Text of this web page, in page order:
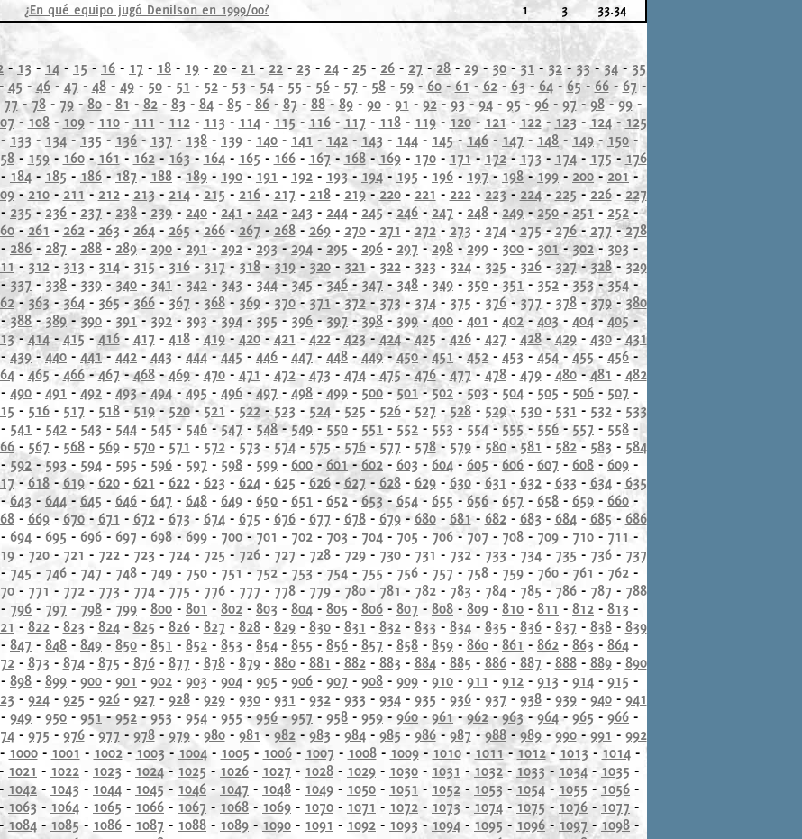
¿En qué equipo jugó Denilson en 1999/00? 1 3 33.34
- 13 -14 - 15 - 16 - 17 - 18 - 19 - 20 - 21 - 22 - 23 - 24 - 25 - 26 -27 -28 - 29 - 30 -31 -32- 33- 34 - 35
45 -46- 47 - 48- 49- 50- 51 - 52- 53 - 54- 55 - 56- 57 - 58- 59- 60-61- 62- 63 - 64- 65- 66-67 -
77-78- 79-80- 81 - 82- 83 - 84- 85 - 86- 87 - 88- 89- 90- 91 - 92-93-94- 95 - 96- 97 - 98-99-
- 108- 109- 110- 111 - 112- 113 - 114- 115 - 116- 117 - 118- 119- 120- 121 - 122- 123 - 124-125
- 133 - 134 -135 -136 - 137 - 138 - 139 - 140 - 141 - 142 - 143 - 144 - 145-146 - 147 - 148 -149-150-
- 159- 160- 161 - 162-163 - 164- 165 - 166- 167 - 168-169- 170- 171- 172- 173- 174- 175- 176
- 184 - 185 - 186 -187 -188 -189 - 190 - 191 - 192 - 193- 194 - 195 - 196 - 197-198-199 - 200 - 201 -
- 210- 211 - 212- 213- 214- 215 - 216- 217 - 218- 219- 220- 221 - 222- 223- 224-225 - 226- 227
- 235 - 236 - 237 - 238 - 239 - 240 -241 - 242 - 243 - 244 - 245- 246 - 247 - 248- 249-250-251 - 252-
- 261 - 262- 263 - 264- 265-266- 267 - 268- 269- 270- 271 - 272- 273 - 274- 275-276- 277-278
- 286 - 287 - 288 - 289- 290 -291 - 292-293-294 - 295 - 296 - 297 - 298 - 299 - 300 - 301- 302- 303 -
- 312- 313 - 314- 315 - 316-317- 318-319- 320- 321- 322- 323 - 324- 325 - 326- 327- 328- 329
-337 - 338 - 339 - 340 - 341 - 342 - 343 - 344 -345-346 - 347 - 348 - 349 - 350 - 351 - 352 -353-354 -
- 363- 364- 365 - 366-367 - 368- 369- 370- 371 -372- 373 - 374- 375 - 376- 377 - 378- 379-380
-388-389- 390 - 391- 392- 393 -394 - 395 - 396 -397-398- 399- 400 - 401 - 402- 403 - 404- 405 -
- 414- 415 -416- 417 - 418- 419- 420- 421 - 422-423-424-425 - 426- 427 - 428- 429- 430-431
-439 -440 - 441 -442 - 443 - 444- 445 - 446 - 447 - 448 -449- 450- 451 - 452 - 453 - 454 -455- 456 -
- 465 - 466-467 -468-469- 470- 471 - 472- 473 - 474- 475-476-477- 478- 479- 480- 481 - 482
- 490 - 491 - 492 - 493-494 -495 - 496 -497 - 498 - 499 - 500 - 501 -502 - 503 - 504 - 505 - 506 - 507 -
- 516- 517 - 518- 519- 520- 521- 522- 523 - 524- 525 - 526- 527 - 528- 529- 530- 531 - 532- 533
- 541 - 542 - 543 - 544 - 545 - 546-547 - 548-549 - 550 - 551 - 552 - 553 - 554-555 - 556 - 557 - 558 -
- 567 - 568- 569- 570- 571 - 572- 573 - 574- 575 - 576- 577 - 578- 579- 580- 581 - 582- 583 - 584
-592 -593 - 594 - 595 - 596 - 597 - 598 - 599 - 600- 601-602 - 603 - 604 - 605 - 606 - 607 - 608 - 609 -
- 618- 619- 620- 621 - 622- 623 - 624- 625 - 626- 627 - 628- 629- 630- 631 - 632- 633 - 634- 635
- 643 - 644 - 645 - 646 - 647 - 648 - 649 - 650 - 651 - 652 - 653- 654 - 655 -656 - 657 - 658 - 659 - 660 -
- 669- 670- 671 - 672- 673 - 674- 675 - 676- 677 - 678- 679- 680- 681- 682- 683 - 684- 685 - 686
- 694 - 695 - 696 - 697 - 698 - 699 - 700 - 701 - 702 - 703 - 704 - 705 - 706 - 707 - 708 - 709 - 710 - 711 -
- 720- 721 - 722- 723 - 724- 725 - 726- 727 - 728- 729- 730- 731 - 732- 733 - 734- 735 - 736- 737
- 745 - 746 - 747 - 748 - 749 - 750 - 751 - 752 - 753 - 754 - 755 - 756 - 757 - 758 - 759 - 760 - 761 - 762 -
- 771 - 772- 773 - 774- 775 - 776- 777 - 778- 779- 780- 781 - 782- 783 - 784- 785 - 786- 787 - 788
- 796 - 797 - 798 - 799 - 800 - 801 - 802 - 803 - 804 - 805 - 806 - 807 - 808 - 809 - 810 - 811 - 812 - 813 -
- 822- 823 - 824- 825 - 826- 827 - 828- 829- 830- 831 - 832- 833 - 834- 835 - 836- 837 - 838- 839
- 847 - 848 - 849 - 850 - 851 - 852 - 853 - 854 - 855 - 856 - 857 - 858 - 859 - 860 - 861 - 862 - 863 - 864 -
- 873 - 874- 875 - 876- 877 - 878- 879- 880- 881 - 882- 883 - 884- 885 - 886- 887 - 888- 889- 890
- 898 - 899 - 900 - 901 - 902 - 903 - 904 - 905 - 906 - 907 - 908 - 909 - 910 - 911 - 912 - 913 - 914 - 915 -
- 924- 925 - 926- 927 - 928- 929- 930- 931 - 932- 933 - 934- 935 - 936- 937 - 938- 939- 940- 941
- 949 - 950 - 951-952 - 953 - 954 - 955 -956 -957 - 958 - 959 - 960 - 961 -962-963 - 964- 965 - 966 -
- 975 - 976-977 - 978- 979- 980- 981 - 982- 983 - 984- 985 - 986- 987 - 988- 989- 990- 991 - 992
1000- 1001 - 1002- 1003 - 1004- 1005 - 1006- 1007 - 1008- 1009- 1010- 1011 -1012- 1013 - 1014-
- 1021 - 1022 - 1023 - 1024 - 1025 - 1026 - 1027 - 1028 - 1029 - 1030 - 1031 - 1032- 1033-1034 - 1035 -
- 1042 - 1043 - 1044 - 1045 - 1046 - 1047 - 1048 - 1049 - 1050 - 1051 - 1052 - 1053 - 1054 - 1055 - 1056 -
1063 - 1064 - 1065 - 1066 - 1067 - 1068 - 1069 - 1070 - 1071 - 1072 - 1073 - 1074 -1075 - 1076 - 1077 -
1084 - 1085 - 1086 - 1087 - 1088 - 1089 - 1090 - 1091 - 1092 - 1093- 1094 - 1095 - 1096 - 1097 - 1098 -